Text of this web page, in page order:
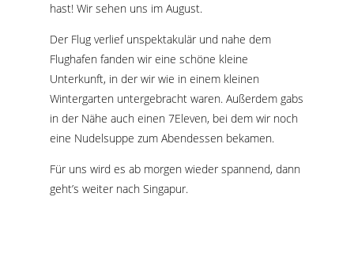
hast! Wir sehen uns im August.
Der Flug verlief unspektakulär und nahe dem
Flughafen fanden wir eine schöne kleine
Unterkunft, in der wir wie in einem kleinen
Wintergarten untergebracht waren. Außerdem gabs
in der Nähe auch einen 7Eleven, bei dem wir noch
eine Nudelsuppe zum Abendessen bekamen.
Für uns wird es ab morgen wieder spannend, dann
geht’s weiter nach Singapur.